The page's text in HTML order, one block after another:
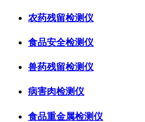
农药残留检测仪
食品安全检测仪
兽药残留检测仪
病害肉检测仪
食品重金属检测仪